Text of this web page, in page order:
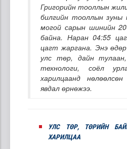
Григорийн тооллын
билгийн тооллын зуны
могой сарын шинийн
байна. Наран 04:55
цагт жаргана. Энэ
улс төр, дайн
технологи, соёл
харилцаанд
явдал өрнөжээ.
УЛС ТӨР, ТӨРИЙН
ХАРИЛЦАА